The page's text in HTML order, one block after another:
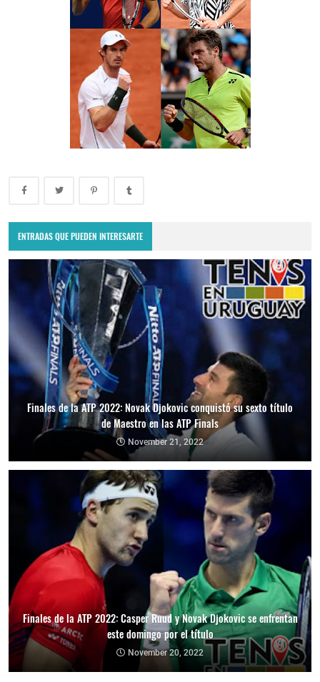
ENTRADAS QUE PUEDEN INTERESARTE
Finales de la ATP 2022: Novak Djokovic conquistó su sexto título
de Maestro en las ATP Finals
November 21, 2022
Finales de la ATP 2022: Casper Ruud y Novak Djokovic se enfrentan
este domingo por el título
November 20, 2022